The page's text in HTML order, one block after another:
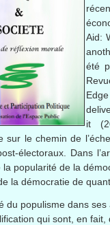
Aid:
été
it
sur le chemin de
électoraux. Dans
la popularité de la
la démocratie de
du populisme dans
qui sont, en fait,